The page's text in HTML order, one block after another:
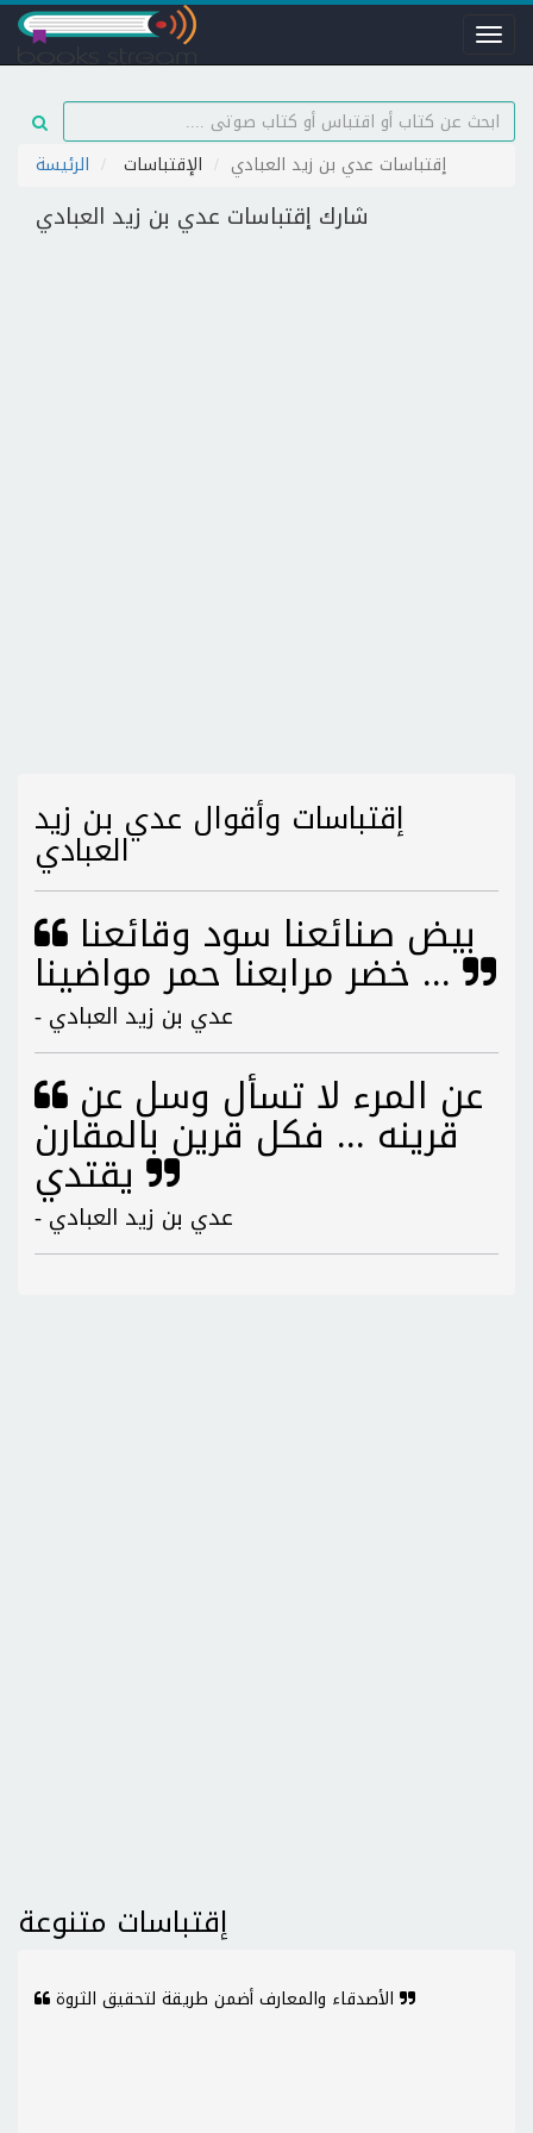
Toggle
الرئيسة الإقتباسات إقتباسات عدي بن زيد العبادي
شارك إقتباسات عدي بن زيد العبادي
إقتباسات وأقوال عدي بن زيد
العبادي
... خضر مرابعنا حمر مواضينا
- عدي بن زيد العبادي
قرينه ... فكل قرين بالمقارن
- عدي بن زيد العبادي
إقتباسات متنوعة